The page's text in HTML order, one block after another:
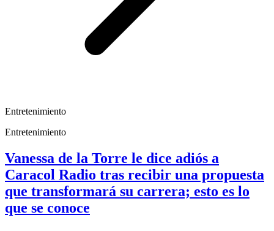
Entretenimiento
Entretenimiento
Vanessa de la Torre le dice adiós a
Caracol Radio tras recibir una propuesta
que transformará su carrera; esto es lo
que se conoce